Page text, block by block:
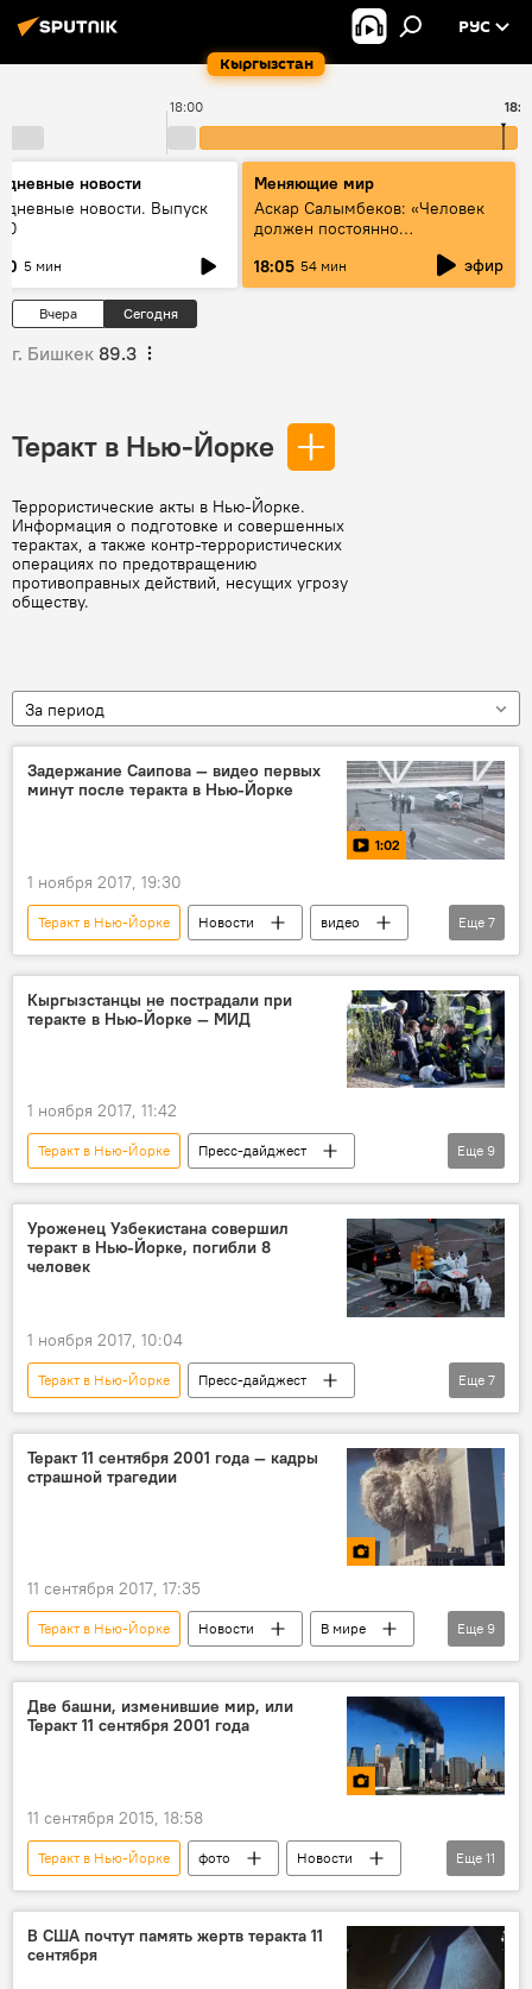
Кыргызстан
РУС
18:00
новости
новости. Выпуск
5 мин
Меняющие мир
Аскар Салымбеков: «Человек
должен постоянно
18:05 54 мин эфир
Вчера Сегодня
г. Бишкек 89.3
Теракт в Нью-Йорке
Террористические акты в Нью-Йорке.
Информация о подготовке и совершенных
терактах, а также контр-террористических
операциях по предотвращению
противоправных действий, несущих угрозу
обществу.
За период
Задержание Саипова — видео первых
минут после теракта в Нью-Йорке
1:02
1 ноября 2017, 19:30
Теракт в Нью-Йорке Новости
видео
В мире
Происшествия
США
гибель
теракт
Еще 7
Кыргызстанцы не пострадали при
теракте в Нью-Йорке — МИД
1 ноября 2017, 11:42
Теракт в Нью-Йорке
Пресс-дайджест
Новости
В мире
Происшествия
миграция
США
Нью-Йорк
МИД
теракт гибель
Еще 9
Уроженец Узбекистана совершил
теракт в Нью-Йорке, погибли 8
человек
1 ноября 2017, 10:04
Теракт в Нью-Йорке
Пресс-дайджест
Новости
В мире
Происшествия
Нью-Йорк
Узбекистан
теракт
уроженцы
Еще 7
Теракт 11 сентября 2001 года — кадры
страшной трагедии
11 сентября 2017, 17:35
Теракт в Нью-Йорке Новости
В мире
Происшествия
Мультимедиа
фото
США
Нью-Йорк
Пентагон
теракт 11 сентября
теракт
Еще 9
Две башни, изменившие мир, или
Теракт 11 сентября 2001 года
11 сентября 2015, 18:58
Теракт в Нью-Йорке фото
Новости
Общество
Происшествия
В мире
Нью-Йорк
теракт 11 сентября
террорист
Еще 11
В США почтут память жертв теракта 11
сентября